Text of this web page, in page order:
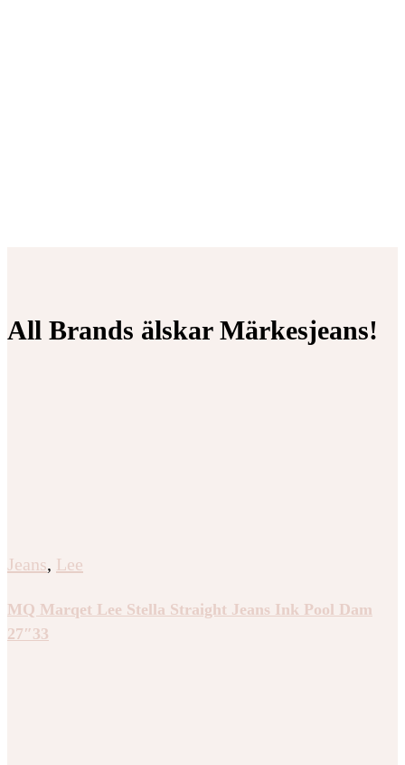
All Brands älskar Märkesjeans!
Jeans, Lee
MQ Marqet Lee Stella Straight Jeans Ink Pool Dam
27″33